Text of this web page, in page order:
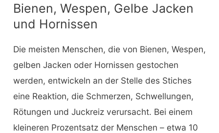
Bienen, Wespen, Gelbe Jacken
und Hornissen
Die meisten Menschen, die von Bienen, Wespen,
gelben Jacken oder Hornissen gestochen
werden, entwickeln an der Stelle des Stiches
eine Reaktion, die Schmerzen, Schwellungen,
Rötungen und Juckreiz verursacht. Bei einem
kleineren Prozentsatz der Menschen – etwa 10